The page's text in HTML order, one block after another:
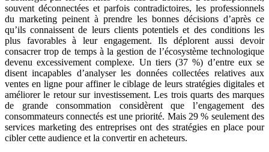
souvent déconnectées et parfois contradictoires, les professionnels
du marketing peinent à prendre les bonnes décisions d’après ce
qu’ils connaissent de leurs clients potentiels et des conditions les
plus favorables à leur engagement. Ils déplorent aussi devoir
consacrer trop de temps à la gestion de l’écosystème technologique
devenu excessivement complexe. Un tiers (37 %) d’entre eux se
disent incapables d’analyser les données collectées relatives aux
ventes en ligne pour affiner le ciblage de leurs stratégies digitales et
améliorer le retour sur investissement. Les trois quarts des marques
de grande consommation considèrent que l’engagement des
consommateurs connectés est une priorité. Mais 29 % seulement des
services marketing des entreprises ont des stratégies en place pour
cibler cette audience et la convertir en acheteurs.